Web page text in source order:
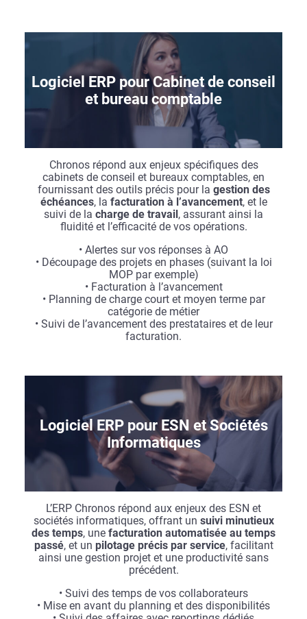
Logiciel ERP pour Cabinet de conseil
et bureau comptable
Chronos répond aux enjeux spécifiques des
cabinets de conseil et bureaux comptables, en
fournissant des outils précis pour la gestion des
échéances, la facturation à l’avancement, et le
suivi de la charge de travail, assurant ainsi la
fluidité et l’efficacité de vos opérations.
• Alertes sur vos réponses à AO
• Découpage des projets en phases (suivant la loi
MOP par exemple)
• Facturation à l’avancement
• Planning de charge court et moyen terme par
catégorie de métier
• Suivi de l’avancement des prestataires et de leur
facturation.
Logiciel ERP pour ESN et Sociétés
Informatiques
L’ERP Chronos répond aux enjeux des ESN et
sociétés informatiques, offrant un suivi minutieux
des temps, une facturation automatisée au temps
passé, et un pilotage précis par service, facilitant
ainsi une gestion projet et une productivité sans
précédent.
• Suivi des temps de vos collaborateurs
• Mise en avant du planning et des disponibilités